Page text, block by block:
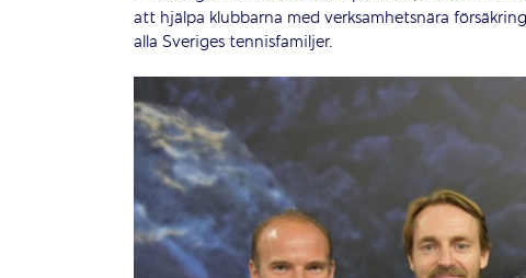
att hjälpa klubbarna med verksamhetsnära
alla Sveriges tennisfamiljer.